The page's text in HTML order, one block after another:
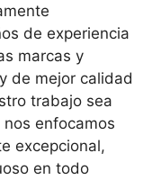
de experiencia
marcas y
de mejor calidad
trabajo sea
enfocamos
excepcional,
en todo